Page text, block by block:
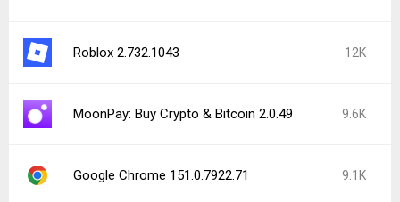
Roblox 2.732.1043 12K
MoonPay: Buy Crypto & Bitcoin 2.0.49 9.6K
Google Chrome 151.0.7922.71 9.1K